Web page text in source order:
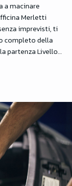
a macinare
Merletti
imprevisti, ti
completo della
partenza Livello…